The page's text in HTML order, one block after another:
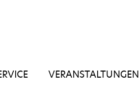
VERANSTALTUNGEN